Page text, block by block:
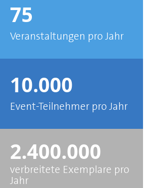
75
Veranstaltungen pro Jahr
10.000
Event-Teilnehmer pro Jahr
2.400.000
verbreitete Exemplare pro
Jahr